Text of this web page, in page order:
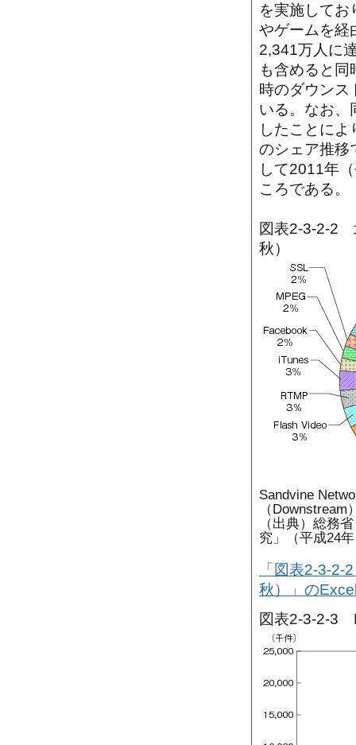
を実施してお
やゲームを経
2,341万人に
も含めると
時のダウンス
いる。なお、
したことに
のシェア推移
して2011年
ころである。
図表2-3-2-2
秋）
Sandvine
（
（出典）総務
究」（平成24
「図表2-3-
秋）」の
図表2-3-2-3